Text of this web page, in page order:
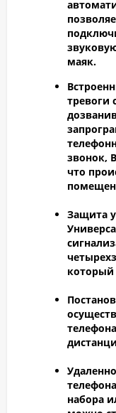
маяк.
тревоги
звонок,
что
Защита
набора